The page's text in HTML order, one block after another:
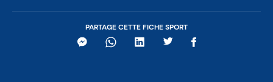
PARTAGE CETTE FICHE SPORT
MessengerWhatsAppLinkedInTwitterFacebook